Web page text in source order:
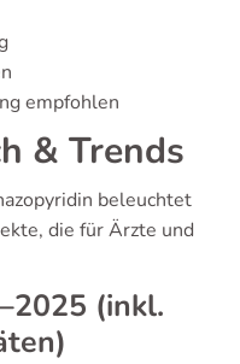
empfohlen
& Trends
beleuchtet
die für Ärzte und
(inkl.